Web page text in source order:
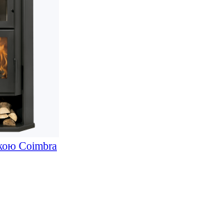
Coimbra